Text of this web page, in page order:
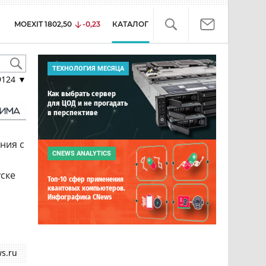
MOEXIT 1802,50 -0,23 КАТАЛОГ
▼
с
ТЕХНОЛОГИЯ МЕСЯЦА
Как выбрать сервер
для ЦОД и не прогадать
в перспективе
CNEWS ANALYTICS
Топ-10 сфер применения
квантовых компьютеров.
Инфографика CNews